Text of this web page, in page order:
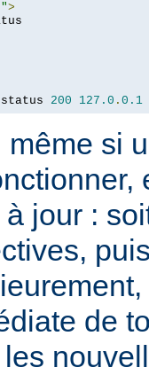
>
200 127.0 . 0.1
si
jour :
de